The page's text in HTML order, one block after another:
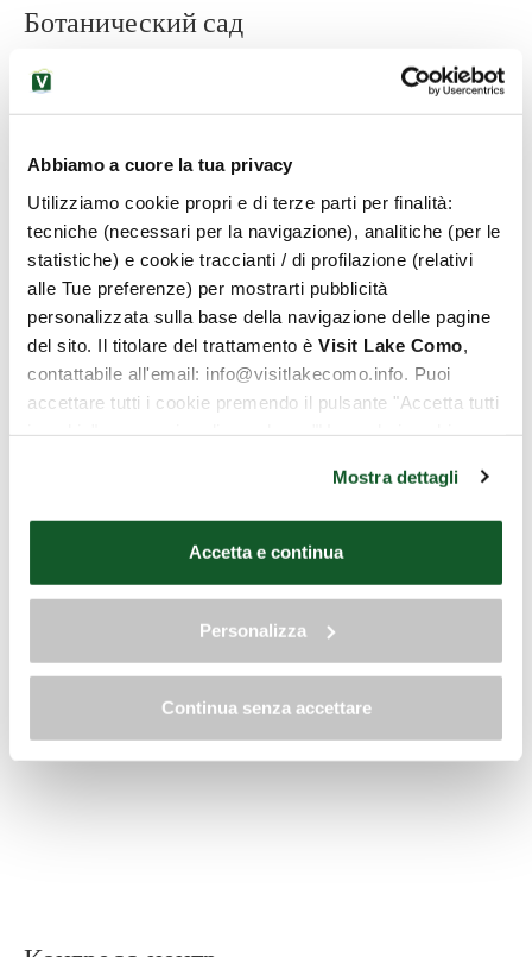
Abbiamo a cuore la tua privacy
Utilizziamo cookie propri e di terze parti per finalità:
tecniche (necessari per la navigazione), analitiche (per le
statistiche) e cookie traccianti / di profilazione (relativi
alle Tue preferenze) per mostrarti pubblicità
personalizzata sulla base della navigazione delle pagine
del sito. Il titolare del trattamento è Visit Lake Como
contattabile all'email: info@visitlakecomo.info. Puoi
accettare tutti i cookie premendo il pulsante "Accetta tutti
"Personalizza". Al fine di revocare il consenso prestato e
visualizzare le informazioni complete sul trattamento dei
"gestione cookie"
cookie.
Mostra dettagli
Accetta e continua
Personalizza
Continua senza accettare
Ботанический сад
Как и вилла, парк выполнен в эклектичном стилеи
протянулся примерно на два километра вдоль берега
рядов кипарисов и величественных ливанских кедров
саду растутэкзотические виды, такие как
африканские пальмы, агавы, юкки, а также душистые
цитрусовые, цветущие олеандры, английские розы,
папоротники и яркие пионы. Парк украшают
архитектурные элементы — полукруглый храм, фонтан,
колодец в неороманском стиле и скульптурная
группаМилосердие Тита, последняя работа
неоклассического скульптора Джованни Баттисты
Комолли (1775–1830).